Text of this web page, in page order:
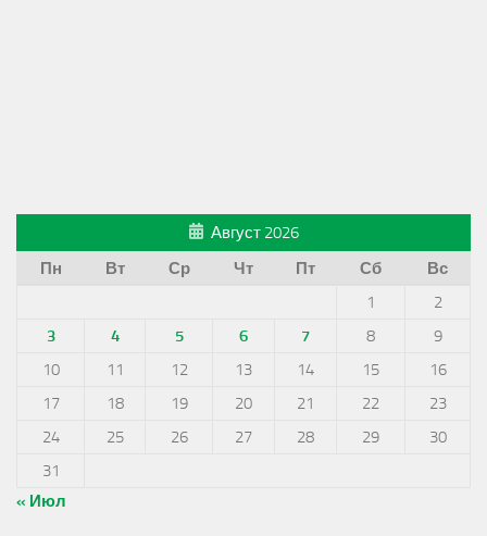
Август 2026
Пн
Вт Ср Чт Пт Сб
Вс
1
2
3
4 5 6 7 8
9
10
11 12 13 14 15
16
17
18 19 20 21 22
23
24
25 26 27 28 29
30
31
« Июл